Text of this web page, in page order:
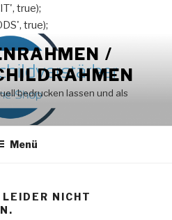
true);
true);
/
bedrucken lassen und als
Menü
NICHT